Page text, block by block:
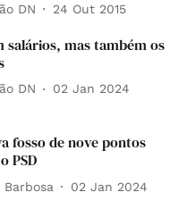
DN 24 Out 2015
salários, mas também os
DN 02 Jan 2024
fosso de nove pontos
PSD
Barbosa 02 Jan 2024